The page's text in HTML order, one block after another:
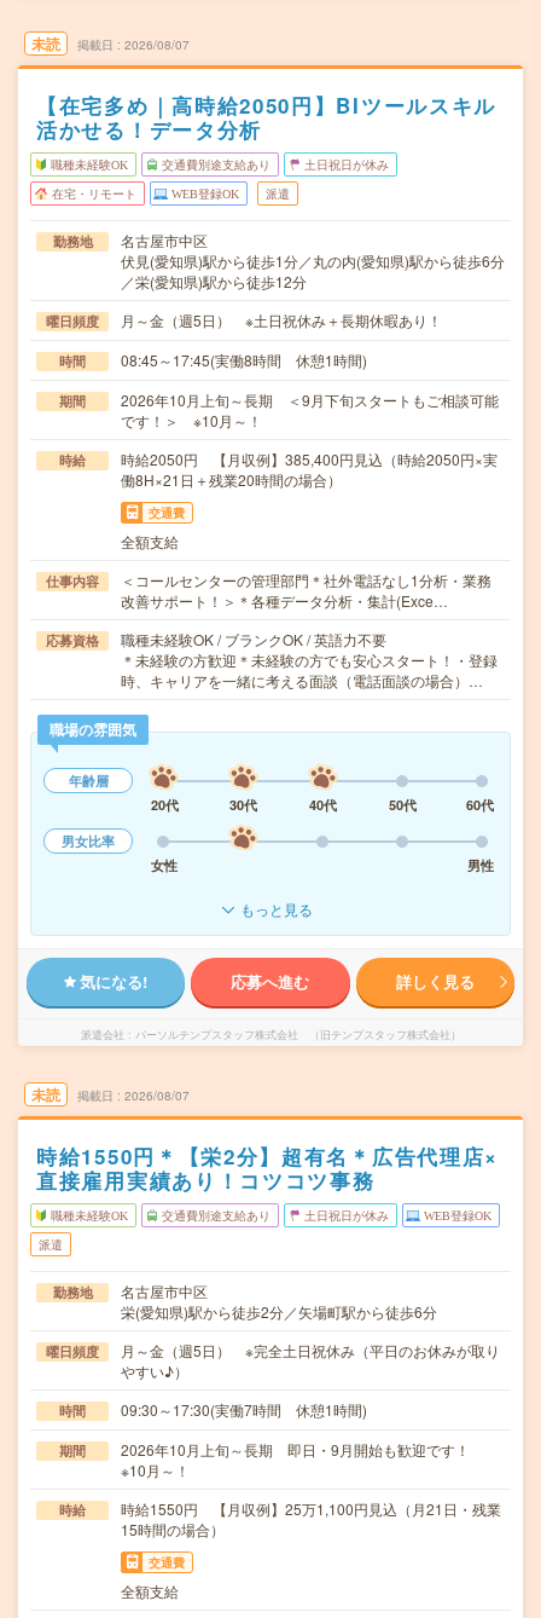
未読 掲載日 2026/08/07
【在宅多め｜高時給2050円】BIツールスキル
活かせる！データ分析
職種未経験OK 交通費別途支給あり 土日祝日が休み
在宅・リモート WEB登録OK 派遣
勤務地
名古屋市中区
伏見(愛知県)駅から徒歩1分／丸の内(愛知県)駅から徒歩6分
／栄(愛知県)駅から徒歩12分
曜日頻度 月～金（週5日） ※土日祝休み＋長期休暇あり！
時間 08:45～17:45(実働8時間 休憩1時間)
期間
2026年10月上旬～長期 ＜9月下旬スタートもご相談可能
です！＞ ※10月～！
時給
時給2050円 【月収例】385,400円見込（時給2050円×実
働8H×21日＋残業20時間の場合）
交通費
全額支給
仕事内容
＜コールセンターの管理部門＊社外電話なし1分析・業務
改善サポート！＞＊各種データ分析・集計(Exce…
応募資格
職種未経験OK / ブランクOK / 英語力不要
＊未経験の方歓迎＊未経験の方でも安心スタート！・登録
時、キャリアを一緒に考える面談（電話面談の場合）…
職場の雰囲気
年齢層
20代
30代 40代 50代
60代
男女比率
女性
男性
もっと見る
気になる! 応募へ進む 詳しく見る
派遣会社 パーソルテンプスタッフ株式会社 （旧テンプスタッフ株式会社）
未読 掲載日 2026/08/07
時給1550円＊【栄2分】超有名＊広告代理店×
直接雇用実績あり！コツコツ事務
職種未経験OK 交通費別途支給あり 土日祝日が休み WEB登録OK
派遣
勤務地
名古屋市中区
栄(愛知県)駅から徒歩2分／矢場町駅から徒歩6分
曜日頻度
月～金（週5日） ※完全土日祝休み（平日のお休みが取り
やすい♪）
時間 09:30～17:30(実働7時間 休憩1時間)
期間
2026年10月上旬～長期 即日・9月開始も歓迎です！
※10月～！
時給
時給1550円 【月収例】25万1,100円見込（月21日・残業
15時間の場合）
交通費
全額支給